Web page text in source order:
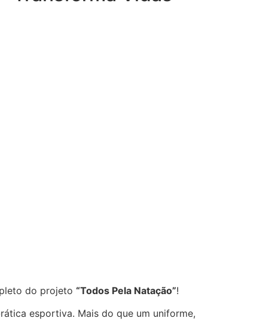
do projeto “Todos Pela Natação”!
esportiva. Mais do que um uniforme,